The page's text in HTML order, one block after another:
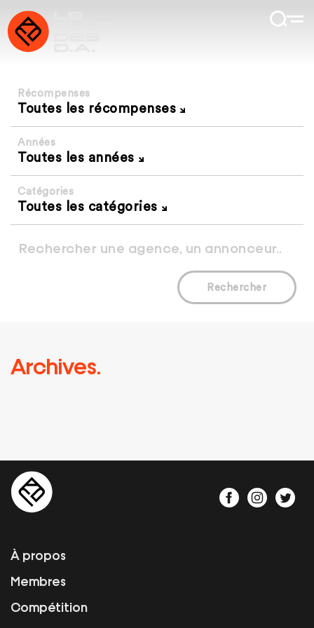
Récompenses
Toutes les récompenses
Années
Toutes les années
Catégories
Toutes les catégories
Rechercher
Archives.
À propos
Membres
Compétition